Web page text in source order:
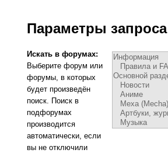
Параметры запроса
Искать в форумах:
Выберите форум или
форумы, в которых
будет произведён
поиск. Поиск в
подфорумах
производится
автоматически, если
вы не отключили